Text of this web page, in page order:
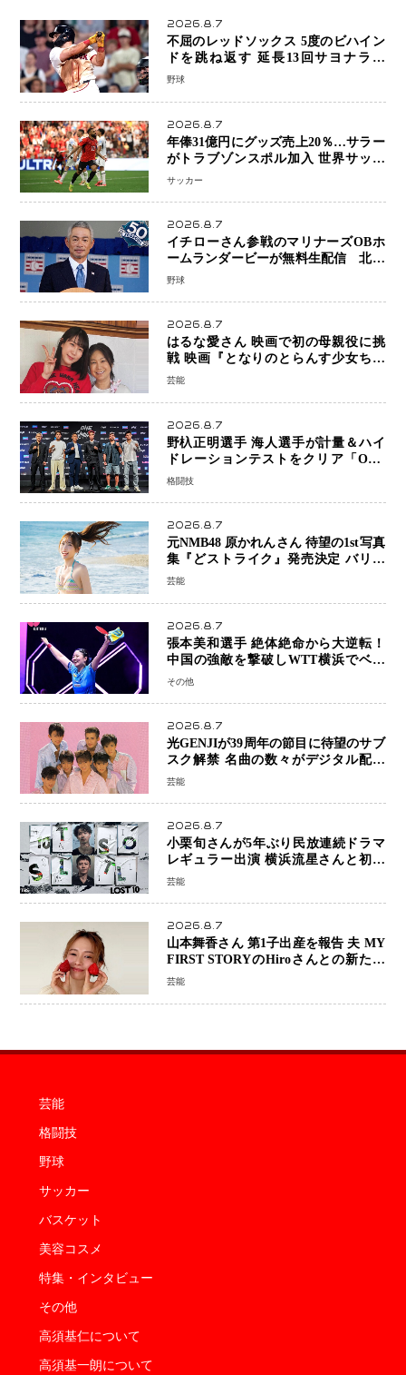
2026.8.7
不屈のレッドソックス 5度のビハイン
ドを跳ね返す 延長13回サヨナラ勝
ち 吉田正尚選手も2安打1打点で貢献 4
野球
2026.8.7
年俸31億円にグッズ売上20％…サラー
がトラブゾンスポル加入 世界サッカ
ーは「五大リーグ一強」から新時代へ
サッカー
2026.8.7
イチローさん参戦のマリナーズOBホ
ームランダービーが無料生配信 北米
ならではの“魅せる興行”に世界が注目
野球
2026.8.7
はるな愛さん 映画で初の母親役に挑
戦 映画『となりのとらんす少女ちゃ
ん』11月7日公開 未来の自分との対話
芸能
2026.8.7
野杁正明選手 海人選手が計量＆ハイ
ドレーションテストをクリア「ONE
SAMURAI 2」決戦へ万全の準備整う
格闘技
2026.8.7
元NMB48 原かれんさん 待望の1st写真
集『どストライク』発売決定 バリで
魅せる25歳の新境地
芸能
2026.8.7
張本美和選手 絶体絶命から大逆転！
中国の強敵を撃破しWTT横浜でベス
ト8進出
その他
2026.8.7
光GENJIが39周年の節目に待望のサブ
スク解禁 名曲の数々がデジタル配信
へ 40周年へ向け1年間で全作品を順次
芸能
2026.8.7
小栗旬さんが5年ぶり民放連続ドラマ
レギュラー出演 横浜流星さんと初共
演『LOST10』で異色バディ結成
芸能
2026.8.7
山本舞香さん 第1子出産を報告 夫 MY
FIRST STORYのHiroさんとの新たな
家族生活「母子ともに健康」
芸能
芸能
格闘技
野球
サッカー
バスケット
美容コスメ
特集・インタビュー
その他
高須基仁について
高須基一朗について